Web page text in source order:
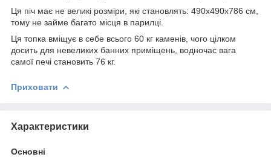
Ця піч має не великі розміри, які становлять: 490х490х786 см,
тому не займе багато місця в парилці.
Ця топка вміщує в себе всього 60 кг каменів, чого цілком
досить для невеликих банних приміщень, водночас вага
самої печі становить 76 кг.
Приховати
Характеристики
Основні